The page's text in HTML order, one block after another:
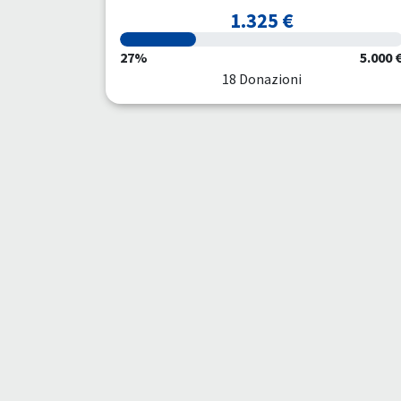
1.325 €
27%
5.000
18 Donazioni